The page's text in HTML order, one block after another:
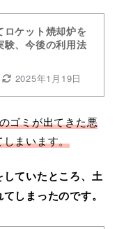
ロケット焼却炉を
、今後の利用法
2025年1月19日
ゴミが出てきた悪
しまいます。
ていたところ、土
しまったのです。